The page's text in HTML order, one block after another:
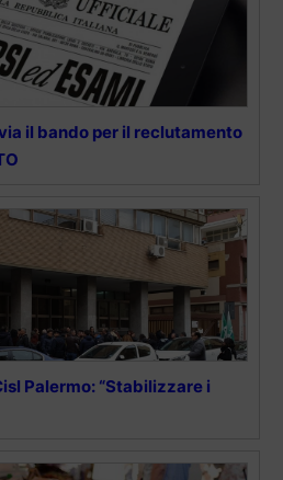
il bando per il reclutamento
Palermo: “Stabilizzare i